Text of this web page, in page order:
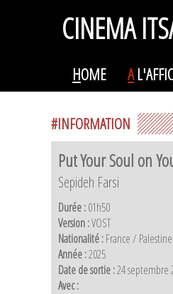
CINEMA
HOME A
#INFORMATION
Put Your Soul on
Sepideh Farsi
Durée :01h50
Version :VOST
Nationalité :France / Palestine
Année :2025
Date de sortie :24 septembre
Avec :